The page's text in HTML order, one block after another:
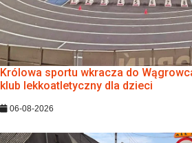
Królowa sportu wkracza do
klub lekkoatletyczny dla dzieci
06-08-2026